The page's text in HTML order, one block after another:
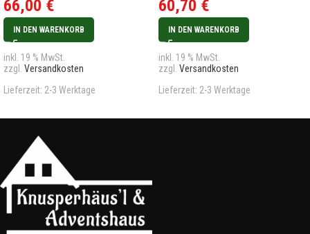
66,00 €
IN DEN WARENKORB
inkl. 19 % MwSt.
zzgl. Versandkosten
Lieferzeit: 2-3 Werktage
2022
60,70 €
IN DEN WARENKORB
inkl. 19 % MwSt.
zzgl. Versandkosten
Lieferzeit: 2-3 Werktage